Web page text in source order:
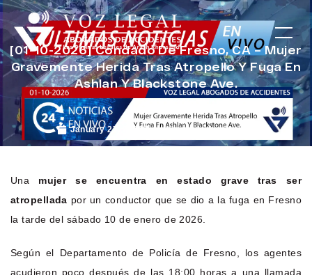
[01-10-2026] Condado De Fresno, CA – Mujer
Gravemente Herida Tras Atropello Y Fuga En
Ashlan Y Blackstone Ave.
January 27, 2026 Noticias de Accidentes
Una mujer se encuentra en estado grave tras ser
atropellada por un conductor que se dio a la fuga en Fresno
la tarde del sábado 10 de enero de 2026.
Según el Departamento de Policía de Fresno, los agentes
acudieron poco después de las 18:00 horas a una llamada